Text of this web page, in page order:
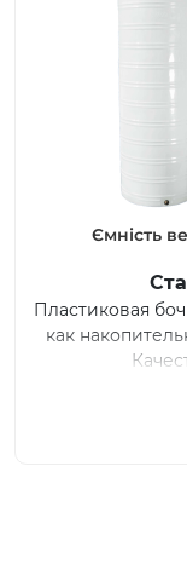
Ємність
Пластиковая
как